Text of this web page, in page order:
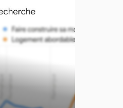
c’est « faire